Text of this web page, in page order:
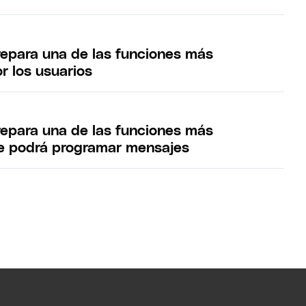
una de las funciones más
los usuarios
una de las funciones más
podrá programar mensajes